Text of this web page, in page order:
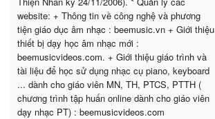
website: + Thông tin về công nghệ và phương
tiện giáo dục âm nhạc : beemusic.vn + Giới thiệu
thiết bị dạy học âm nhạc mới :
beemusicvideos.com. + Giới thiệu giáo trình và
tài liệu để học sử dụng nhạc cụ piano, keyboard
... dành cho giáo viên MN, TH, PTCS, PTTH (
chương trình tập huấn online dành cho giáo viên
dạy nhạc PT) : beemusicvideos.com